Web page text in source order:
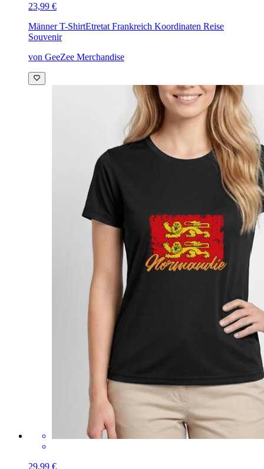
23,99 €
Männer T-ShirtEtretat Frankreich Koordinaten Reise
Souvenir
von GeeZee Merchandise
29,99 €